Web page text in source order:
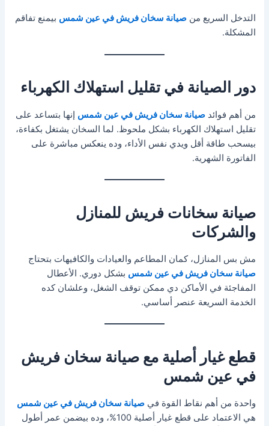
التدخل السريع منصيانة سخان فريش في عين شمس بيمنع تفاقم
المشكلة.
دور الصيانة في تقليل استهلاك الكهرباء
من أهم فوائدصيانة سخان فريش في عين شمس إنها بتساعد على
تقليل استهلاك الكهرباء بشكل ملحوظ. لما السخان يشتغل بكفاءة،
بيسحب طاقة أقل ويدي نفس الأداء، وده ينعكس مباشرة على
الفاتورة الشهرية.
صيانة سخانات فريش للمنازل
والشركات
مش بس المنازل، كمان المطاعم والعيادات والكافيهات بتحتاج
صيانة سخان فريش في عين شمس بشكل دوري. الأعطال
المفاجئة في الأماكن دي ممكن توقف الشغل، وعلشان كده
الخدمة السريعة عنصر أساسي.
قطع غيار أصلية مع صيانة سخان فريش
في عين شمس
واحدة من أهم نقاط القوة فيصيانة سخان فريش في عين شمس
هي الاعتماد على قطع غيار أصلية 100%، وده بيضمن عمر أطول